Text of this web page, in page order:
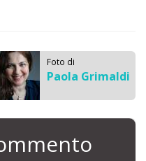
Foto di
Paola Grimaldi